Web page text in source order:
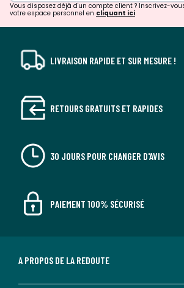
Vous disposez déjà d'un compte client ? Inscrivez-
votre espace personnel en cliquant ici
LIVRAISON RAPIDE ET SUR MESURE !
RETOURS GRATUITS ET RAPIDES
30 JOURS POUR CHANGER D'AVIS
PAIEMENT 100% SÉCURISÉ
A PROPOS DE LA REDOUTE